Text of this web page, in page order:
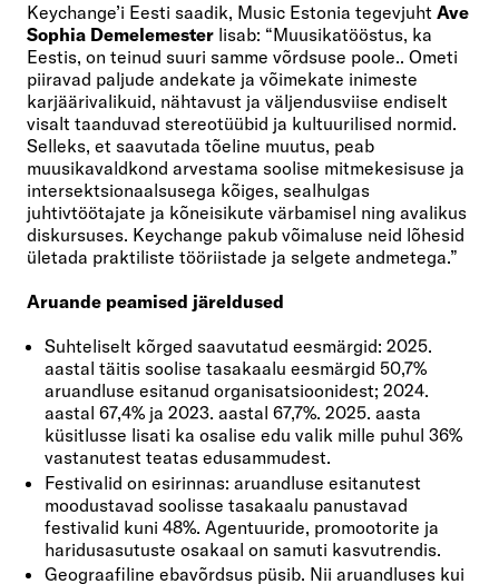
Keychange’i Eesti saadik, Music Estonia tegevjuht Ave
Sophia Demelemester lisab: “Muusikatööstus, ka
Eestis, on teinud suuri samme võrdsuse poole.. Ometi
piiravad paljude andekate ja võimekate inimeste
karjäärivalikuid, nähtavust ja väljendusviise endiselt
visalt taanduvad stereotüübid ja kultuurilised normid.
Selleks, et saavutada tõeline muutus, peab
muusikavaldkond arvestama soolise mitmekesisuse ja
intersektsionaalsusega kõiges, sealhulgas
juhtivtöötajate ja kõneisikute värbamisel ning avalikus
diskursuses. Keychange pakub võimaluse neid lõhesid
ületada praktiliste tööriistade ja selgete andmetega.”
Aruande peamised järeldused
Suhteliselt kõrged saavutatud eesmärgid: 2025.
aastal täitis soolise tasakaalu eesmärgid 50,7%
aruandluse esitanud organisatsioonidest; 2024.
aastal 67,4% ja 2023. aastal 67,7%. 2025. aasta
küsitlusse lisati ka osalise edu valik mille puhul 36%
vastanutest teatas edusammudest.
Festivalid on esirinnas: aruandluse esitanutest
moodustavad soolisse tasakaalu panustavad
festivalid kuni 48%. Agentuuride, promootorite ja
haridusasutuste osakaal on samuti kasvutrendis.
Geograafiline ebavõrdsus püsib. Nii aruandluses kui